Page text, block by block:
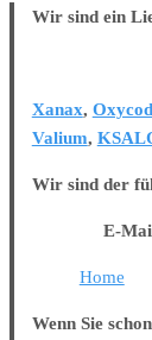
Wir sind ein
Wo kann
Xanax,
Valium,
Wir sind der
E-Mail-
Home
Wenn Sie